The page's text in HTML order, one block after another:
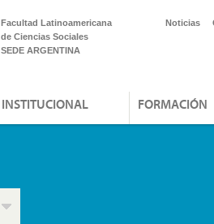
Facultad Latinoamericana
de Ciencias Sociales
SEDE ARGENTINA
Noticias
INSTITUCIONAL FORMACIÓN